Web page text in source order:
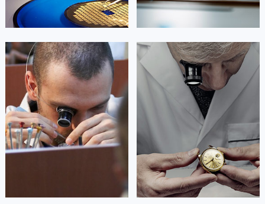
艾德琳·亚历桑德拉
资深豪利时技师
是豪利时维修中心
(豪利时保养维修中心)
的高级技师之一
Guangzhou oris Maintain center
 广州豪利时维修
艾莉森·安吉莉亚
资深豪利时技师
是豪利时维修中心
(豪利时保养维修中心)
的高级技师之一
Shenzhen oris Maintain center
 深圳豪利时维修